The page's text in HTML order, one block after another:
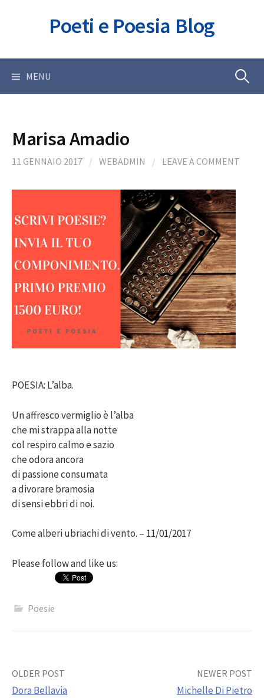
Poeti e Poesia Blog
MENU Ricerca
Marisa Amadio
11 GENNAIO 2017 / WEBADMIN / LEAVE A COMMENT
POESIA: L’alba.
Un affresco vermiglio è l’alba
che mi strappa alla notte
col respiro calmo e sazio
che odora ancora
di passione consumata
a divorare bramosia
di sensi ebbri di noi.
Come alberi ubriachi di vento. – 11/01/2017
Please follow and like us:
Poesie
Post
OLDER POST
Dora Bellavia
NEWER POST
Michelle Di Pietro